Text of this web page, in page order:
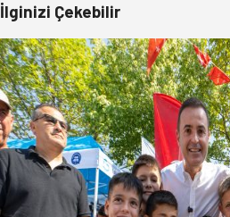
İlginizi Çekebilir